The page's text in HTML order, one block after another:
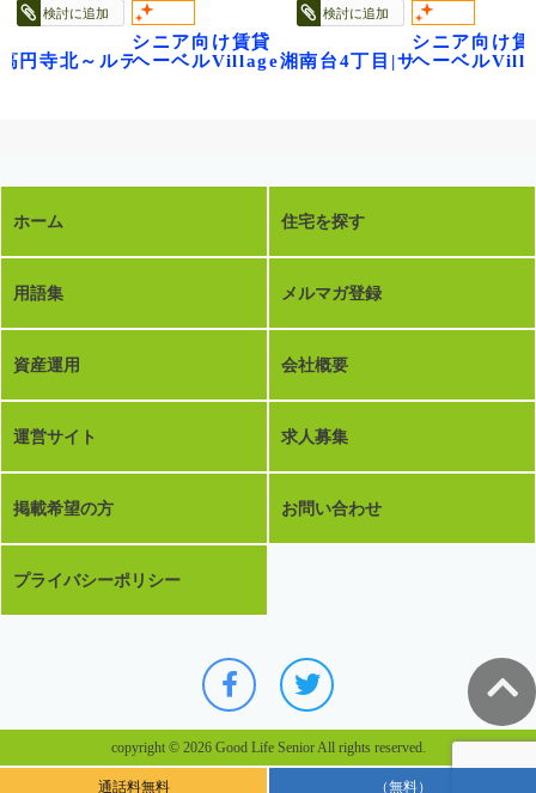
～
検討に追加
円寺北～ルティルオプス高円寺～
検討に追加
シニア向け賃貸
ヘーベルVillage湘南台4丁目|サニーヒルズ
シニア向け賃
ヘーベル
ホーム 住宅を探す
用語集 メルマガ登録
資産運用 会社概要
運営サイト 求人募集
掲載希望の方 お問い合わせ
プライバシーポリシー
copyright © 2026 Good Life Senior All rights reserved.
通話料無料 （無料）